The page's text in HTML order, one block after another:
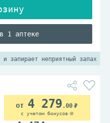
1 аптеке
и запирает неприятный запах
4 279 .00
с учетом бонусов